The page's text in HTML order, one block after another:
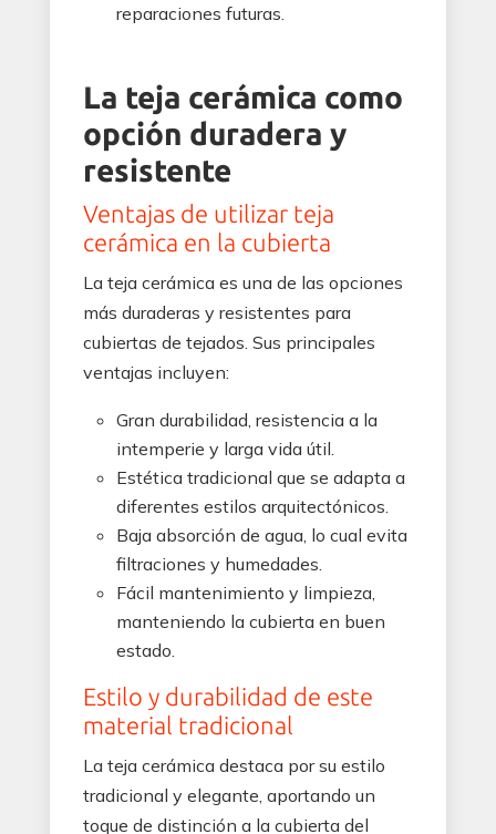
reparaciones futuras.
La teja cerámica como
opción duradera y
resistente
Ventajas de utilizar teja
cerámica en la cubierta
La teja cerámica es una de las opciones
más duraderas y resistentes para
cubiertas de tejados. Sus principales
ventajas incluyen:
Gran durabilidad, resistencia a la
intemperie y larga vida útil.
Estética tradicional que se adapta a
diferentes estilos arquitectónicos.
Baja absorción de agua, lo cual evita
filtraciones y humedades.
Fácil mantenimiento y limpieza,
manteniendo la cubierta en buen
estado.
Estilo y durabilidad de este
material tradicional
La teja cerámica destaca por su estilo
tradicional y elegante, aportando un
toque de distinción a la cubierta del